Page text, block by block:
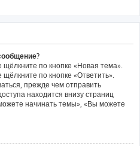
по кнопке «Новая тема».
по кнопке «Ответить».
прежде чем отправить
находится внизу страниц
начинать темы», «Вы можете